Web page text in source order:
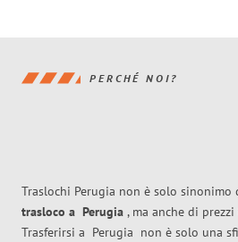
PERCHÉ NOI?
Traslochi Perugia non è solo sinonimo
trasloco a Perugia , ma anche di
Trasferirsi a Perugia non è solo una